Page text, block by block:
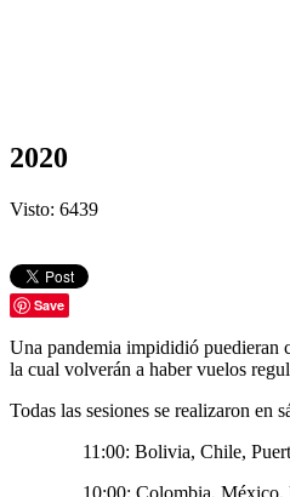
2020
Visto: 6439
Save
Una pandemia impididió puedieran
la cual volverán a haber vuelos
Todas las sesiones se realizaron en
11:00: Bolivia, Chile,
10:00: Colombia, México,